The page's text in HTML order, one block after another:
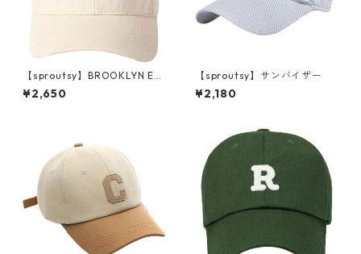
【sproutsy】BROOKLYN ES
T.1631
¥2,650
【sproutsy】サンバイザー
¥2,180